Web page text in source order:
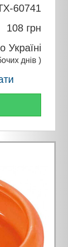
60741
108 грн
Україні
днів )